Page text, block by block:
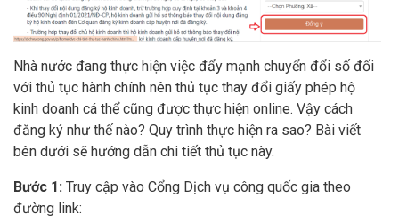
Nhà nước đang thực hiện việc đẩy mạnh chuyển đổi số đối
với thủ tục hành chính nên thủ tục thay đổi giấy phép hộ
kinh doanh cá thể cũng được thực hiện online. Vậy cách
đăng ký như thế nào? Quy trình thực hiện ra sao? Bài viết
bên dưới sẽ hướng dẫn chi tiết thủ tục này.
Bước 1: Truy cập vào Cổng Dịch vụ công quốc gia theo
đường link: